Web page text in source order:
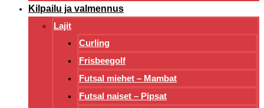
Kilpailu ja valmennus
Lajit
Curling
Frisbeegolf
Futsal miehet – Mambat
Futsal naiset – Pipsat